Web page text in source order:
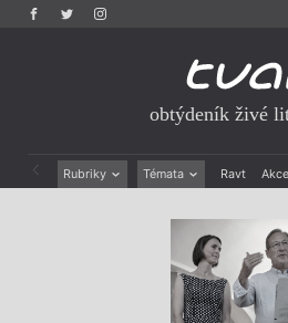
obtýdeník živé
Rubriky Témata Ravt Akce